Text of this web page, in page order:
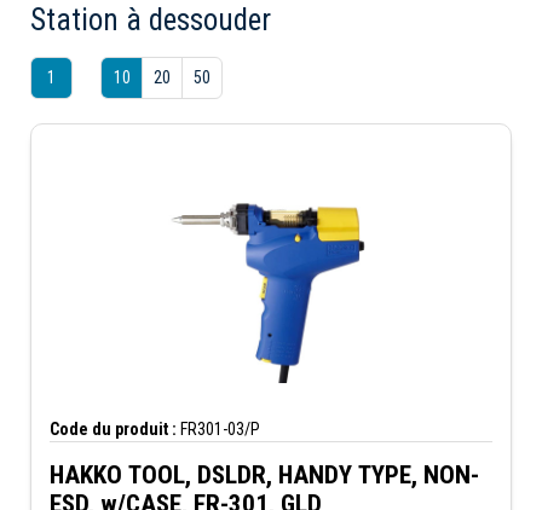
Station à dessouder
1 10 20 50
Code du produit : FR301-03/P
HAKKO TOOL, DSLDR, HANDY TYPE, NON-
ESD, w/CASE, FR-301, GLD